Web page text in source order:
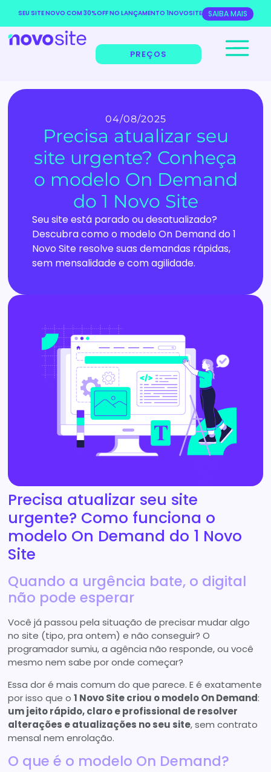
SEU SITE NOVO COM 30%OFF NO LANÇAMENTO 1NOVOSITE SAIBA MAIS
PREÇOS
04/08/2025
Precisa atualizar seu
site urgente? Conheça
o modelo On Demand
do 1 Novo Site
Seu site está parado ou desatualizado?
Descubra como o modelo On Demand do 1
Novo Site resolve suas demandas rápidas,
sem mensalidade e com agilidade.
Precisa atualizar seu site
urgente? Como funciona o
modelo On Demand do 1 Novo
Site
Quando a urgência bate, o digital
não pode esperar
Você já passou pela situação de precisar mudar algo
no site (tipo, pra ontem) e não conseguir? O
programador sumiu, a agência não responde, ou você
mesmo nem sabe por onde começar?
Essa dor é mais comum do que parece. E é exatamente
por isso que o1 Novo Site criou o modelo On Demand:
um jeito rápido, claro e profissional de resolver
alterações e atualizações no seu site, sem contrato
mensal nem enrolação.
O que é o modelo On Demand?